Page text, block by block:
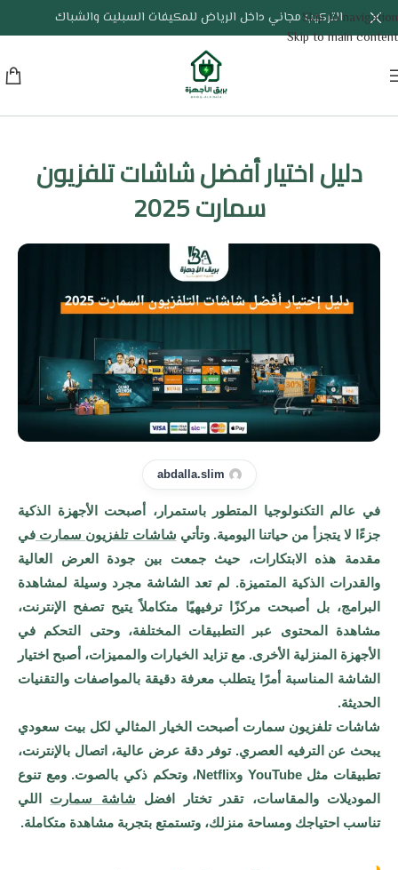
Skip to navigation
Skip to main content
التركيب مجاني داخل الرياض للمكيفات السبليت والشباك
دلیل اختیار أفضل شاشات تلفزيون
سمارت 2025
abdalla.slim
في عالم التكنولوجيا المتطور باستمرار، أصبحت الأجهزة الذكية
جزءًا لا يتجزأ من حياتنا اليومية. وتأتي شاشات تلفزيون سمارت في
مقدمة هذه الابتكارات، حيث جمعت بين جودة العرض العالية
والقدرات الذكية المتميزة. لم تعد الشاشة مجرد وسيلة لمشاهدة
البرامج، بل أصبحت مركزًا ترفيهيًا متكاملاً يتيح تصفح الإنترنت،
مشاهدة المحتوى عبر التطبيقات المختلفة، وحتى التحكم في
الأجهزة المنزلية الأخرى. مع تزايد الخيارات والمميزات، أصبح اختيار
الشاشة المناسبة أمرًا يتطلب معرفة دقيقة بالمواصفات والتقنيات
الحديثة.
شاشات تلفزيون سمارت أصبحت الخيار المثالي لكل بيت سعودي
يبحث عن الترفيه العصري. توفر دقة عرض عالية، اتصال بالإنترنت،
تطبيقات مثل YouTube وNetflix، وتحكم ذكي بالصوت. ومع تنوع
الموديلات والمقاسات، تقدر تختار افضل شاشة سمارت اللي
تناسب احتياجك ومساحة منزلك، وتستمتع بتجربة مشاهدة متكاملة.